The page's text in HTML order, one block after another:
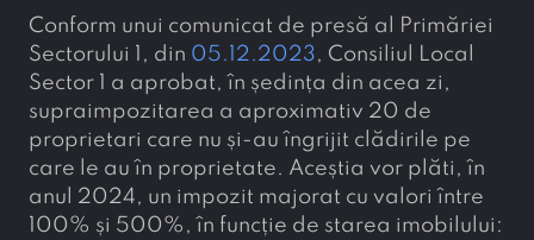
Conform unui comunicat de presă al Primăriei
Sectorului 1, din 05.12.2023, Consiliul Local
Sector 1 a aprobat, în ședința din acea zi,
supraimpozitarea a aproximativ 20 de
proprietari care nu și-au îngrijit clădirile pe
care le au în proprietate. Aceștia vor plăti, în
anul 2024, un impozit majorat cu valori între
100% și 500%, în funcție de starea imobilului: